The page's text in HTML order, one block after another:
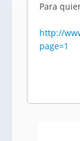
Para
http://
page=1